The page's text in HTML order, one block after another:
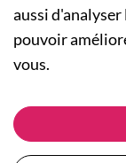
A
Qui
Actualités
Nos
Plan du
NOS
Suivre
aussi
pouvoir
vous.